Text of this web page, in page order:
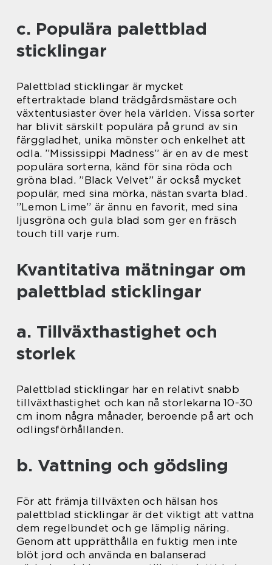
c. Populära palettblad
sticklingar
Palettblad sticklingar är mycket
eftertraktade bland trädgårdsmästare och
växtentusiaster över hela världen. Vissa sorter
har blivit särskilt populära på grund av sin
färggladhet, unika mönster och enkelhet att
odla. ”Mississippi Madness” är en av de mest
populära sorterna, känd för sina röda och
gröna blad. ”Black Velvet” är också mycket
populär, med sina mörka, nästan svarta blad.
”Lemon Lime” är ännu en favorit, med sina
ljusgröna och gula blad som ger en fräsch
touch till varje rum.
Kvantitativa mätningar om
palettblad sticklingar
a. Tillväxthastighet och
storlek
Palettblad sticklingar har en relativt snabb
tillväxthastighet och kan nå storlekarna 10-30
cm inom några månader, beroende på art och
odlingsförhållanden.
b. Vattning och gödsling
För att främja tillväxten och hälsan hos
palettblad sticklingar är det viktigt att vattna
dem regelbundet och ge lämplig näring.
Genom att upprätthålla en fuktig men inte
blöt jord och använda en balanserad